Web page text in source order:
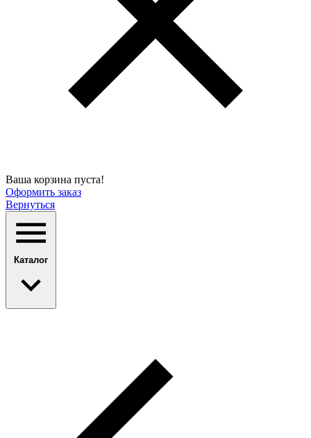
Ваша корзина пуста!
Оформить заказ
Вернуться
Каталог